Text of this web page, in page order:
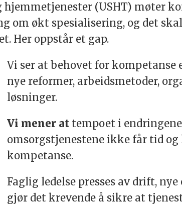
(USHT) møter
om økt spesialisering, og det
Her oppstår et gap.
Vi ser at behovet for
nye reformer, arbeidsmetoder,
løsninger.
Vi mener attempoet i endringene
omsorgstjenestene ikke får tid
kompetanse.
Faglig ledelse presses av drift,
gjør det krevende å sikre at